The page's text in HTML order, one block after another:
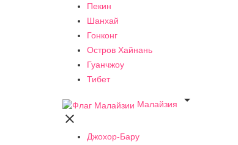
Пекин
Шанхай
Гонконг
Остров Хайнань
Гуанчжоу
Тибет
Малайзия


Джохор-Бару